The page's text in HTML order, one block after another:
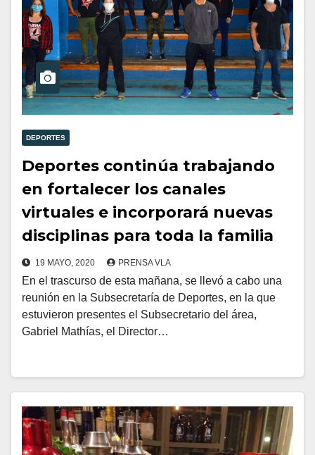
DEPORTES
Deportes continúa trabajando
en fortalecer los canales
virtuales e incorporará nuevas
disciplinas para toda la familia
19 MAYO, 2020 PRENSA VLA
En el trascurso de esta mañana, se llevó a cabo una
reunión en la Subsecretaría de Deportes, en la que
estuvieron presentes el Subsecretario del área,
Gabriel Mathías, el Director…